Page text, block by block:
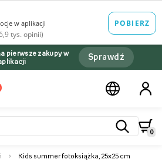
pierwsze zakupy w
Sprawdź
0
Kids summer fotoksiążka, 25x25 cm